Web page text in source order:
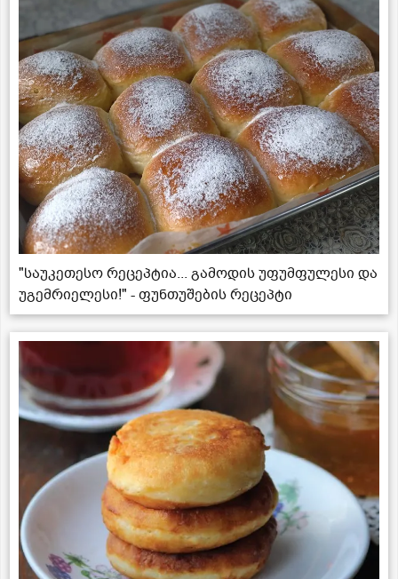
"საუკეთესო რეცეპტია... გამოდის უფუმფულესი და
უგემრიელესი!" - ფუნთუშების რეცეპტი